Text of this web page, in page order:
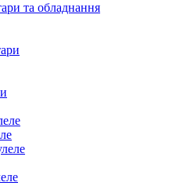
та обладнання